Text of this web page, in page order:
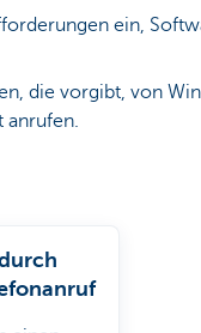
ein,
die vorgibt, von
anrufen.